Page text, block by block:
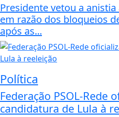
Presidente vetou a
em razão dos bloqueios
após as...
Política
Federação PSOL-Rede
candidatura de Lula à